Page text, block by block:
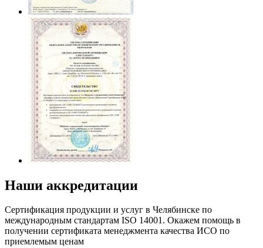
Наши аккредитации
Сертификация продукции и услуг в Челябинске по
международным стандартам ISO 14001. Окажем помощь в
получении сертификата менеджмента качества ИСО по
приемлемым ценам